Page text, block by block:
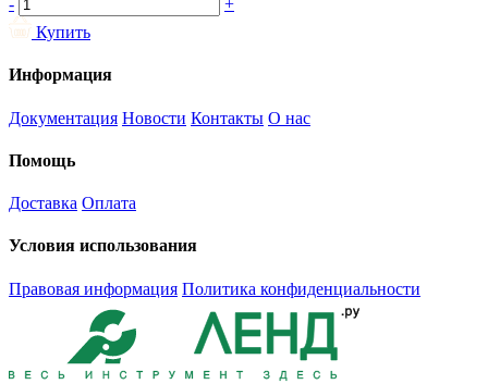
-
+
Купить
Информация
Документация Новости Контакты О нас
Помощь
Доставка Оплата
Условия использования
Правовая информация Политика конфиденциальности